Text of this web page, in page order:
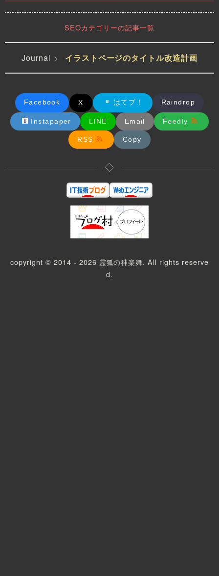
掃除（archive）をしました
ので、ブログとしては丁度３年
間が経ったのでしょうか？ブロ
グの中では「使える...2026-04-07
Movie からの画像を表示する
ようにしました。
性を追加して、サムネイルを追
加するといいよと Google Gemi
3 ヶ月間未更新でした。お久しぶりです。
に集中していました。ある程度のお試しはできたので、そろそ...
SEOカテゴリーの記事一覧
Journal イラストページのタイトル改造計画
Facebook X はてブ！ Raindrop
Instapaper LINE Email Feedly
RSS Copy
◇
copyright © 2014 - 2026 霊狐の神楽舞. All rights reserve
d.